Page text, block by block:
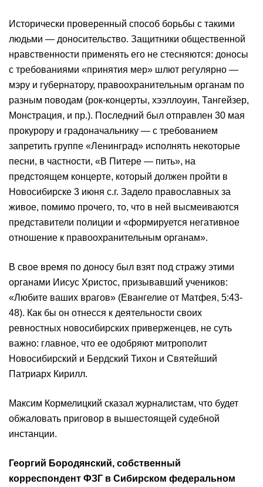
Исторически проверенный способ борьбы с такими
людьми — доносительство. Защитники общественной
нравственности применять его не стесняются: доносы
с требованиями «принятия мер» шлют регулярно —
мэру и губернатору, правоохранительным органам по
разным поводам (рок-концерты, хээллоуин, Тангейзер,
Монстрация, и пр.). Последний был отправлен 30 мая
прокурору и градоначальнику — с требованием
запретить группе «Ленинград» исполнять некоторые
песни, в частности, «В Питере — пить», на
предстоящем концерте, который должен пройти в
Новосибирске 3 июня с.г. Задело православных за
живое, помимо прочего, то, что в ней высмеиваются
представители полиции и «формируется негативное
отношение к правоохранительным органам».
В свое время по доносу был взят под стражу этими
органами Иисус Христос, призывавший учеников:
«Любите ваших врагов» (Евангелие от Матфея, 5:43-
48). Как бы он отнесся к деятельности своих
ревностных новосибирских приверженцев, не суть
важно: главное, что ее одобряют митрополит
Новосибирский и Бердский Тихон и Святейший
Патриарх Кирилл.
Максим Кормелицкий сказал журналистам, что будет
обжаловать приговор в вышестоящей судебной
инстанции.
Георгий Бородянский, собственный
корреспондент ФЗГ в Сибирском федеральном